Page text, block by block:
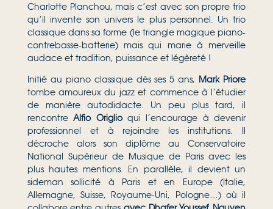
Charlotte Planchou, mais c’est avec son propre trio
qu’il invente son univers le plus personnel. Un trio
classique dans sa forme (le triangle magique piano-
contrebasse-batterie) mais qui marie à merveille
audace et tradition, puissance et légèreté !
Initié au piano classique dès ses 5 ans, Mark Priore
tombe amoureux du jazz et commence à l’étudier
de manière autodidacte. Un peu plus tard, il
rencontreAlfio Origlioqui l’encourage à devenir
professionnel et à rejoindre les institutions. Il
décroche alors son diplôme au Conservatoire
National Supérieur de Musique de Paris avec les
plus hautes mentions. En parallèle, il devient un
sideman sollicité à Paris et en Europe (Italie,
Allemagne, Suisse, Royaume-Uni, Pologne…) où il